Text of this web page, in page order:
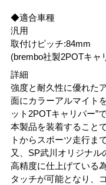
◆適合車種
汎用
取付けピッチ:84mm
(brembo社製2POTキャ
詳細
強度と耐久性に優れた
面にカラーアルマイト
ット2POTキャリパー”で
本製品を装着すること
トからスポーツ走行ま
又、SP武川オリジナル
高精度に仕上げている
タッチが可能となり、